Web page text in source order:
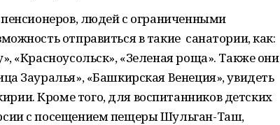
людей с ограниченными
отправиться в такие санатории, как:
«Красноусольск», «Зеленая роща». Также они
Зауралья», «Башкирская Венеция», увидеть
Кроме того, для воспитанников детских
с посещением пещеры Шульган-Таш,